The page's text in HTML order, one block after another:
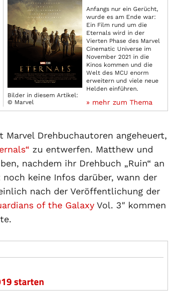
Bilder in diesem Artikel:
© Marvel
Anfangs nur ein Gerücht,
wurde es am Ende war:
Ein Film rund um die
Eternals wird in der
Vierten Phase des Marvel
Cinematic Universe im
November 2021 in die
Kinos kommen und die
Welt des MCU enorm
erweitern und viele neue
Helden einführen.
» mehr zum Thema
Marvel Drehbuchautoren angeheuert,
zu entwerfen. Matthew und
nachdem ihr Drehbuch „Ruin“ an
keine Infos darüber, wann der
nach der Veröffentlichung der
of the Galaxy Vol. 3″ kommen
starten